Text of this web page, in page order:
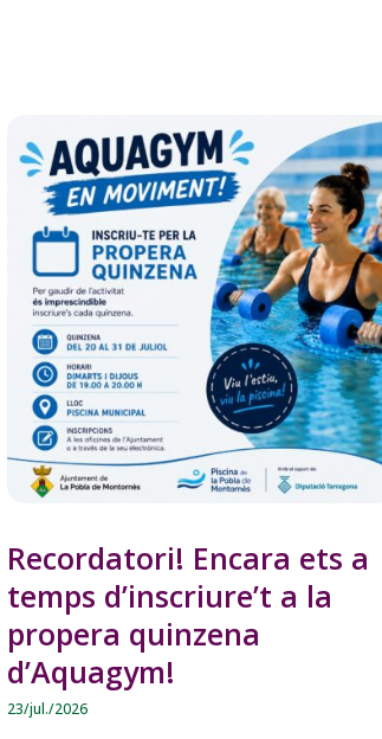
Recordatori! Encara ets a
temps d’inscriure’t a la
propera quinzena
d’Aquagym!
23/jul./2026